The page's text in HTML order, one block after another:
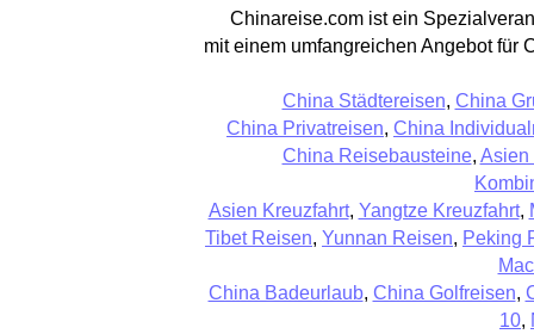
Chinareise.com ist ein
mit einem umfangreichen Angebot für
China Städtereisen, China
China Privatreisen, China
China Reisebausteine, Asien
Asien Kreuzfahrt, Yangtze Kreuzfahrt,
Tibet Reisen, Yunnan Reisen, Peking
China Badeurlaub, China Golfreisen,
10,